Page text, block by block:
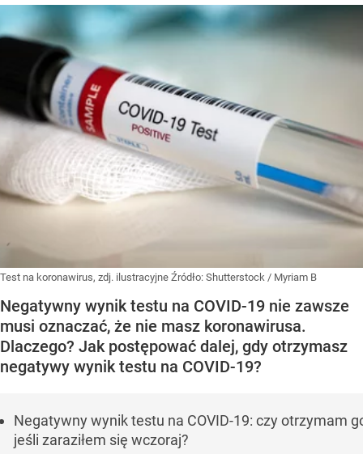
Test na koronawirus, zdj. ilustracyjne Źródło: Shutterstock / Myriam B
Negatywny wynik testu na COVID-19 nie zawsze
musi oznaczać, że nie masz koronawirusa.
Dlaczego? Jak postępować dalej, gdy otrzymasz
negatywy wynik testu na COVID-19?
Negatywny wynik testu na COVID-19: czy otrzymam
jeśli zaraziłem się wczoraj?